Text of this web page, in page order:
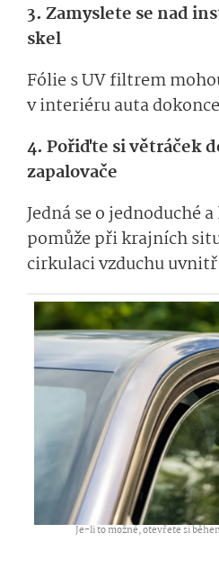
3. Zamyslete se nad
skel
Fólie s UV filtrem
v interiéru auta dokonce
4. Pořiďte si větráček
zapalovače
Jedná se o jednoduché
pomůže při krajních
cirkulaci vzduchu
Je-li to možné, otevřete si